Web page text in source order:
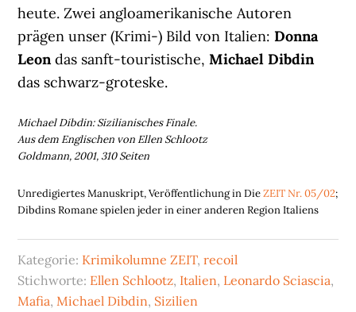
heute. Zwei angloamerikanische Autoren
prägen unser (Krimi-) Bild von Italien:Donna
Leondas sanft-touristische,Michael Dibdin
das schwarz-groteske.
Michael Dibdin: Sizilianisches Finale.
Aus dem Englischen von Ellen Schlootz
Goldmann, 2001, 310 Seiten
Unredigiertes Manuskript, Veröffentlichung in DieZEIT Nr. 05/02;
Dibdins Romane spielen jeder in einer anderen Region Italiens
Kategorie: Krimikolumne ZEIT,recoil
Stichworte: Ellen Schlootz, Italien, Leonardo Sciascia,
Mafia, Michael Dibdin, Sizilien